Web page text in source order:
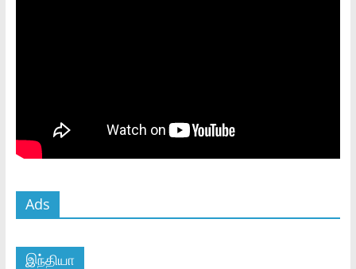
Ads
இந்தியா